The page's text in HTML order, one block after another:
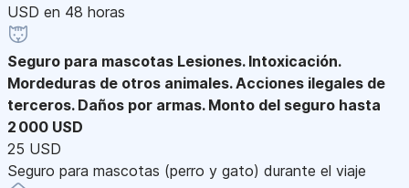
USD en 48 horas
Seguro para mascotas Lesiones. Intoxicación.
Mordeduras de otros animales. Acciones ilegales de
terceros. Daños por armas. Monto del seguro hasta
2 000 USD
25 USD
Seguro para mascotas (perro y gato) durante el viaje